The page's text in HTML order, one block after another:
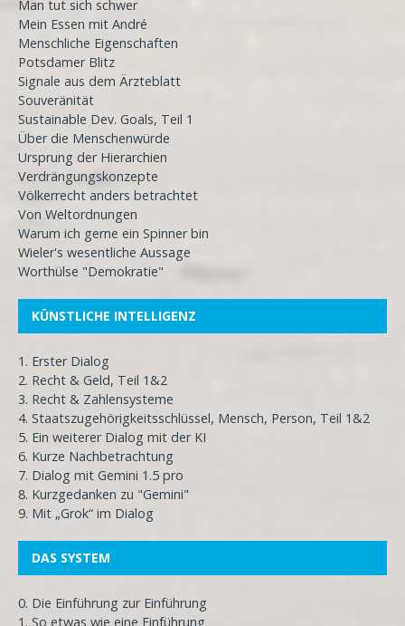
Man tut sich schwer
Mein Essen mit André
Menschliche Eigenschaften
Potsdamer Blitz
Signale aus dem Ärzteblatt
Souveränität
Sustainable Dev. Goals, Teil 1
Über die Menschenwürde
Ursprung der Hierarchien
Verdrängungskonzepte
Völkerrecht anders betrachtet
Von Weltordnungen
Warum ich gerne ein Spinner bin
Wieler's wesentliche Aussage
Worthülse "Demokratie"
KÜNSTLICHE INTELLIGENZ
1. Erster Dialog
2. Recht & Geld, Teil 1&2
3. Recht & Zahlensysteme
4. Staatszugehörigkeitsschlüssel, Mensch, Person, Teil 1&2
5. Ein weiterer Dialog mit der KI
6. Kurze Nachbetrachtung
7. Dialog mit Gemini 1.5 pro
8. Kurzgedanken zu "Gemini"
9. Mit „Grok“ im Dialog
DAS SYSTEM
0. Die Einführung zur Einführung
1. So etwas wie eine Einführung